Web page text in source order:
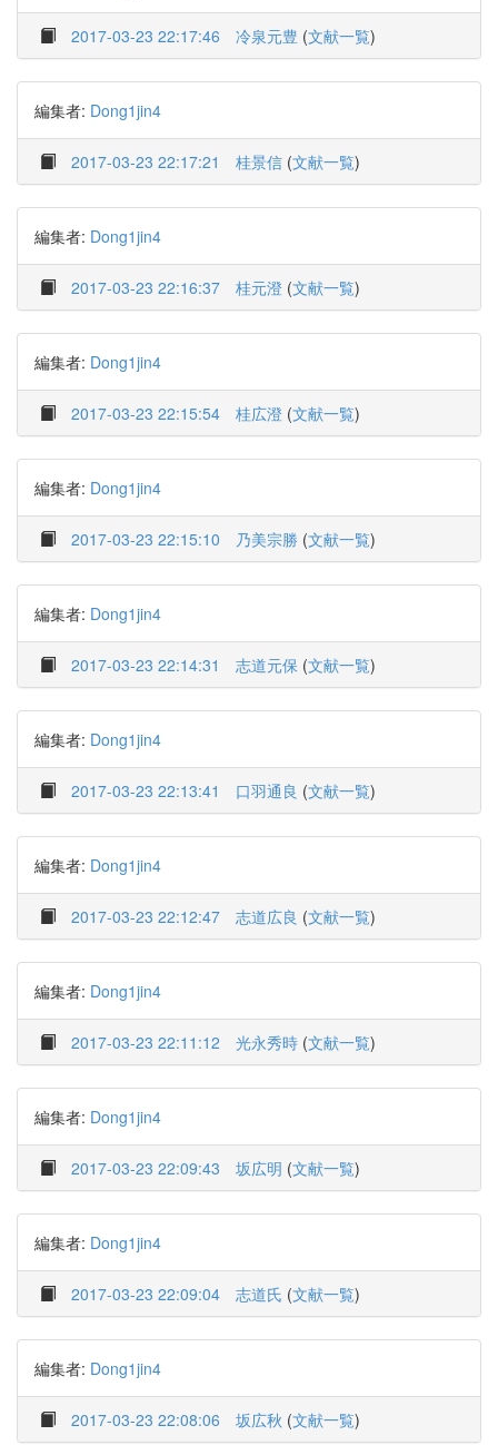
2017-03-23 22:17:46 冷泉元豊 (文献一覧)
編集者: Dong1jin4
2017-03-23 22:17:21 桂景信 (文献一覧)
編集者: Dong1jin4
2017-03-23 22:16:37 桂元澄 (文献一覧)
編集者: Dong1jin4
2017-03-23 22:15:54 桂広澄 (文献一覧)
編集者: Dong1jin4
2017-03-23 22:15:10 乃美宗勝 (文献一覧)
編集者: Dong1jin4
2017-03-23 22:14:31 志道元保 (文献一覧)
編集者: Dong1jin4
2017-03-23 22:13:41 口羽通良 (文献一覧)
編集者: Dong1jin4
2017-03-23 22:12:47 志道広良 (文献一覧)
編集者: Dong1jin4
2017-03-23 22:11:12 光永秀時 (文献一覧)
編集者: Dong1jin4
2017-03-23 22:09:43 坂広明 (文献一覧)
編集者: Dong1jin4
2017-03-23 22:09:04 志道氏 (文献一覧)
編集者: Dong1jin4
2017-03-23 22:08:06 坂広秋 (文献一覧)